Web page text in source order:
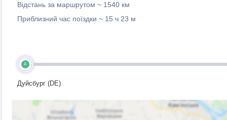
Відстань за маршрутом ~ 1540 км
Приблизний час поїздки ~ 15 ч 23 м
A
Дуйсбург (DE)